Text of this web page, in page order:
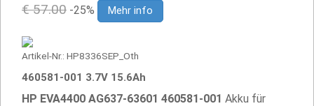
€ 57.00 -25% Mehr info
Artikel-Nr.: HP8336SEP_Oth
460581-001 3.7V 15.6Ah
HP EVA4400 AG637-63601 460581-001 Akku für